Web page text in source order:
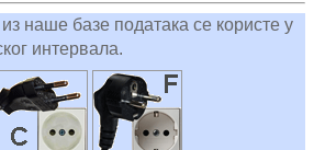
наше базе података се користе у
интервала.